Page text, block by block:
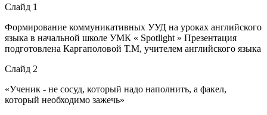
Слайд 1
Формирование коммуникативных УУД на уроках английского
языка в начальной школе УМК « Spotlight » Презентация
подготовлена Каргаполовой Т.М, учителем английского языка
Слайд 2
«Ученик - не сосуд, который надо наполнить, а факел,
который необходимо зажечь»